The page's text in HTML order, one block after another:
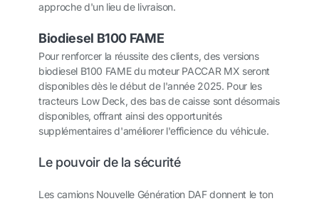
approche d'un lieu de livraison.
Biodiesel B100 FAME
Pour renforcer la réussite des clients, des versions
biodiesel B100 FAME du moteur PACCAR MX seront
disponibles dès le début de l'année 2025. Pour les
tracteurs Low Deck, des bas de caisse sont désormais
disponibles, offrant ainsi des opportunités
supplémentaires d'améliorer l'efficience du véhicule.
Le pouvoir de la sécurité
Les camions Nouvelle Génération DAF donnent le ton